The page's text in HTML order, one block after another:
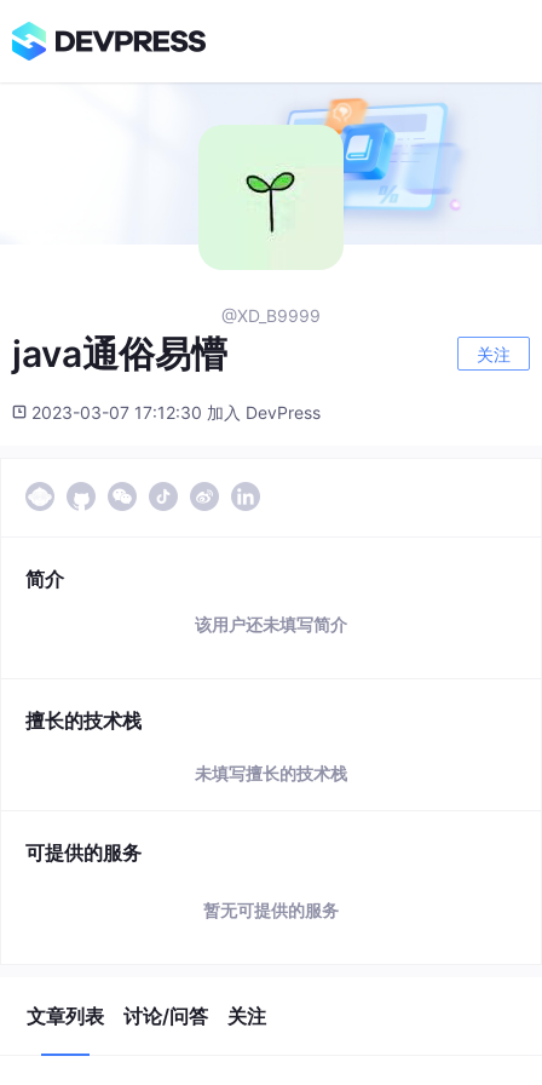
@XD_B9999
java通俗易懵 关注
2023-03-07 17:12:30 加入 DevPress
简介
该用户还未填写简介
擅长的技术栈
未填写擅长的技术栈
可提供的服务
暂无可提供的服务
文章列表 讨论/问答 关注